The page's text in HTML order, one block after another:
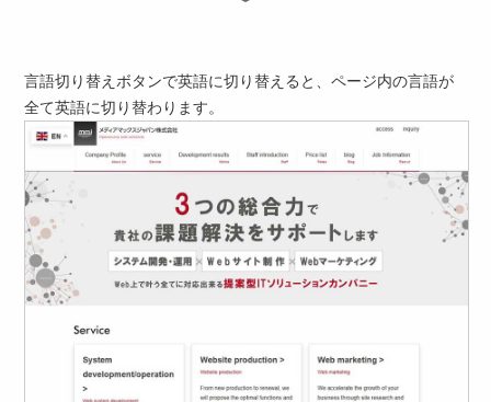
言語切り替えボタンで英語に切り替えると、ページ内の言語が
全て英語に切り替わります。